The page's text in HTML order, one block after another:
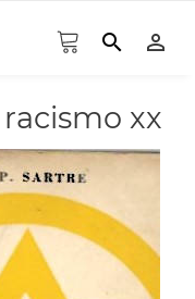
search person_outline
xx